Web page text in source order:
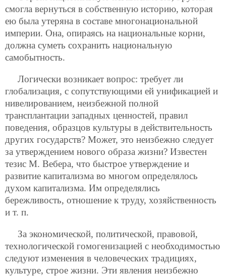
смогла вернуться в собственную историю, которая
ею была утеряна в составе многонациональной
империи. Она, опираясь на национальные корни,
должна суметь сохранить национальную
самобытность.
Логически возникает вопрос: требует ли
глобализация, с сопутствующими ей унификацией и
нивелированием, неизбежной полной
трансплантации западных ценностей, правил
поведения, образцов культуры в действительность
других государств? Может, это неизбежно следует
за утверждением нового образа жизни? Известен
тезис М. Вебера, что быстрое утверждение и
развитие капитализма во многом определялось
духом капитализма. Им определялись
бережливость, отношение к труду, хозяйственность
и т. п.
За экономической, политической, правовой,
технологической гомогенизацией с необходимостью
следуют изменения в человеческих традициях,
культуре, строе жизни. Эти явления неизбежно